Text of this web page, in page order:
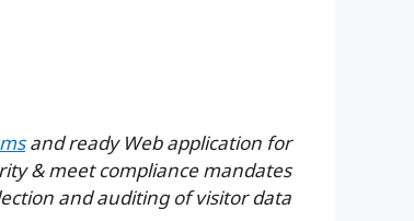
and ready Web application for
& meet compliance mandates
and auditing of visitor data.